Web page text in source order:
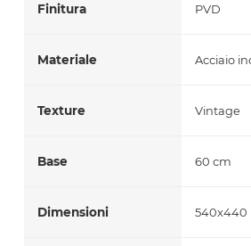
Finitura PVD
Materiale Acciaio
Texture Vintage
Base 60 cm
Dimensioni 540x440